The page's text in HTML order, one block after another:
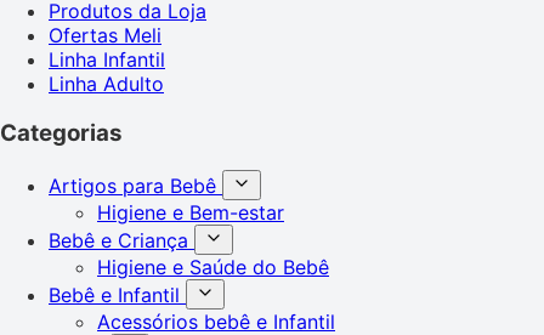
Produtos da Loja
Ofertas Meli
Linha Infantil
Linha Adulto
Categorias
Artigos para Bebê
Higiene e Bem-estar
Bebê e Criança
Higiene e Saúde do Bebê
Bebê e Infantil
Acessórios bebê e Infantil